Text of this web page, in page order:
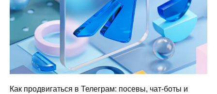
Как продвигаться в Телеграм: посевы, чат-боты и